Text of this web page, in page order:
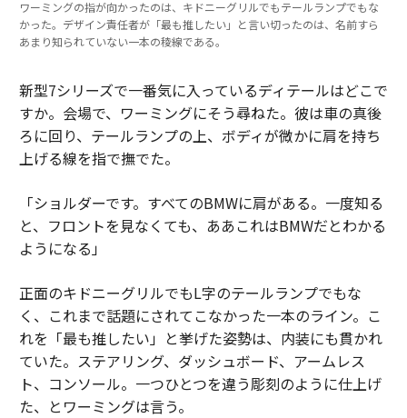
ワーミングの指が向かったのは、キドニーグリルでもテールランプでもな
かった。デザイン責任者が「最も推したい」と言い切ったのは、名前すら
あまり知られていない一本の稜線である。
新型7シリーズで一番気に入っているディテールはどこで
すか。会場で、ワーミングにそう尋ねた。彼は車の真後
ろに回り、テールランプの上、ボディが微かに肩を持ち
上げる線を指で撫でた。
「ショルダーです。すべてのBMWに肩がある。一度知る
と、フロントを見なくても、ああこれはBMWだとわかる
ようになる」
正面のキドニーグリルでもL字のテールランプでもな
く、これまで話題にされてこなかった一本のライン。こ
れを「最も推したい」と挙げた姿勢は、内装にも貫かれ
ていた。ステアリング、ダッシュボード、アームレス
ト、コンソール。一つひとつを違う彫刻のように仕上げ
た、とワーミングは言う。